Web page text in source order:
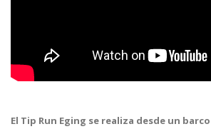
El Tip Run Eging se realiza desde un